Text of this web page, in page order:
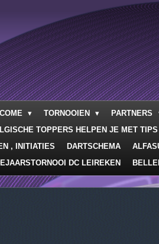
TORNOOIEN
PARTNERS
TOPPERS HELPEN JE MET
, INITIATIES DARTSCHEMA
DC LEIREKEN